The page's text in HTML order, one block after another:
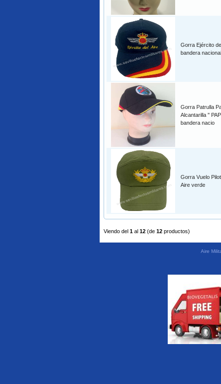
Gorra Ejército
bandera
Gorra Patrulla
Alcantarilla "
bandera nacio
Gorra Vuelo
Aire verde
Viendo del 1 al 12 (de 12 productos)
Aire